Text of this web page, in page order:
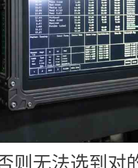
则无法选到对